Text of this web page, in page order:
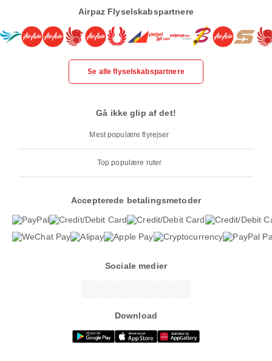
Airpaz Flyselskabspartnere
Se alle flyselskabspartnere
Gå ikke glip af det!
Mest populære flyrejser
Top populære ruter
Accepterede betalingsmetoder
Sociale medier
Download